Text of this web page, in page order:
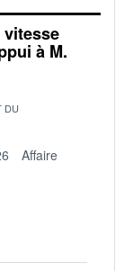
vitesse
à M.
DU
Affaire